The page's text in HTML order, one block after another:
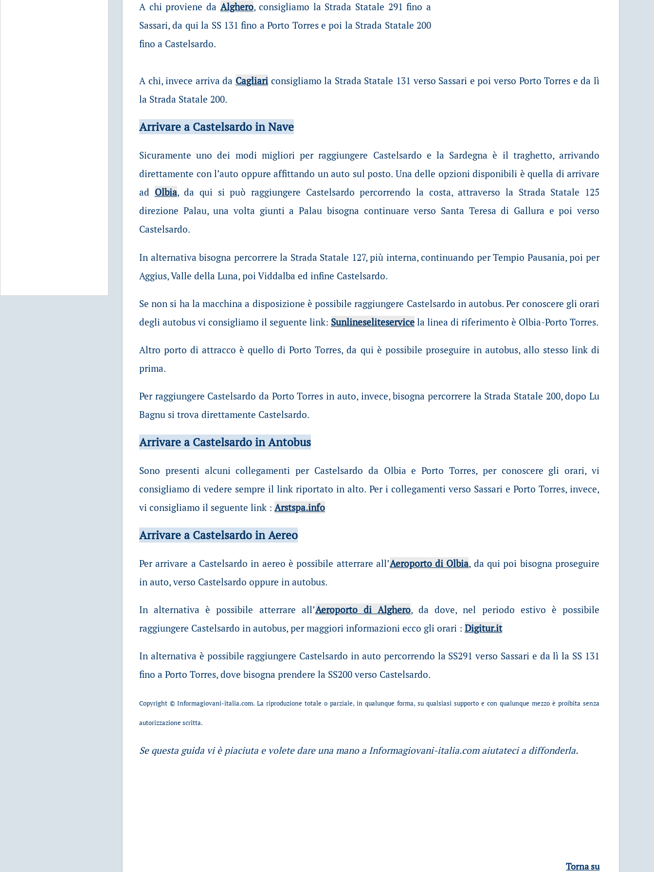
A chi proviene da Alghero, consigliamo la Strada Statale 291 fino a
Sassari, da qui la SS 131 fino a Porto Torres e poi la Strada Statale 200
fino a Castelsardo.
A chi, invece arriva da Cagliari consigliamo la Strada Statale 131 verso Sassari e poi verso Porto Torres e da lì
la Strada Statale 200.
Arrivare a Castelsardo in Nave
Sicuramente uno dei modi migliori per raggiungere Castelsardo e la Sardegna è il traghetto, arrivando
direttamente con l’auto oppure affittando un auto sul posto. Una delle opzioni disponibili è quella di arrivare
ad Olbia, da qui si può raggiungere Castelsardo percorrendo la costa, attraverso la Strada Statale 125
direzione Palau, una volta giunti a Palau bisogna continuare verso Santa Teresa di Gallura e poi verso
Castelsardo.
In alternativa bisogna percorrere la Strada Statale 127, più interna, continuando per Tempio Pausania, poi per
Aggius, Valle della Luna, poi Viddalba ed infine Castelsardo.
Se non si ha la macchina a disposizione è possibile raggiungere Castelsardo in autobus. Per conoscere gli orari
degli autobus vi consigliamo il seguente link: Sunlineseliteservice la linea di riferimento è Olbia-Porto Torres.
Altro porto di attracco è quello di Porto Torres, da qui è possibile proseguire in autobus, allo stesso link di
prima.
Per raggiungere Castelsardo da Porto Torres in auto, invece, bisogna percorrere la Strada Statale 200, dopo Lu
Bagnu si trova direttamente Castelsardo.
Arrivare a Castelsardo in Antobus
Sono presenti alcuni collegamenti per Castelsardo da Olbia e Porto Torres, per conoscere gli orari, vi
consigliamo di vedere sempre il link riportato in alto. Per i collegamenti verso Sassari e Porto Torres, invece,
vi consigliamo il seguente link : Arstspa.info
Arrivare a Castelsardo in Aereo
Per arrivare a Castelsardo in aereo è possibile atterrare all’Aeroporto di Olbia, da qui poi bisogna proseguire
in auto, verso Castelsardo oppure in autobus.
In alternativa è possibile atterrare all’Aeroporto di Alghero, da dove, nel periodo estivo è possibile
raggiungere Castelsardo in autobus, per maggiori informazioni ecco gli orari : Digitur.it
In alternativa è possibile raggiungere Castelsardo in auto percorrendo la SS291 verso Sassari e da lì la SS 131
fino a Porto Torres, dove bisogna prendere la SS200 verso Castelsardo.
Copyright © Informagiovani-italia.com. La riproduzione totale o parziale, in qualunque forma, su qualsiasi supporto e con qualunque mezzo è proibita senza
autorizzazione scritta.
Se questa guida vi è piaciuta e volete dare una mano a Informagiovani-italia.com aiutateci a diffonderla.
Torna su